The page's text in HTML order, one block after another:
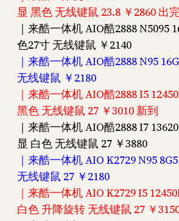
显 黑色 无线键鼠 23.8 ￥2860 出
｜来酷一体机 AIO酷2888 N5095
色27寸 无线键鼠 ￥2140
｜来酷一体机 AIO酷2888 N95
无线键鼠 ￥2180
｜来酷一体机 AIO酷2888 I5
黑色 无线键鼠 27 ￥3010 新到
｜来酷一体机 AIO酷2888 I7
显 白色 无线键鼠 27 ￥3880
｜来酷一体机 AIO K2729 N95
无线键鼠 27 ￥2180
｜来酷一体机 AIO K2729 I5
白色 升降旋转 无线键鼠 27 ￥